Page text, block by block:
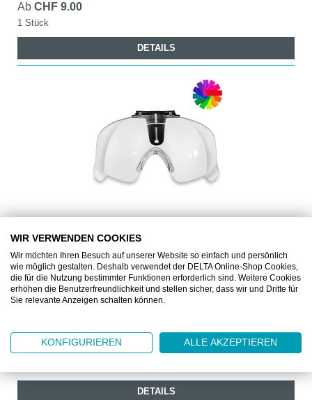
Ab CHF 9.00
1 Stück
DETAILS
ARTITOP® SCHUTZBRILLE
AbCHF 13.10
DETAILS
WIR VERWENDEN COOKIES
Wir möchten Ihren Besuch auf unserer Website so einfach und persönlich
wie möglich gestalten. Deshalb verwendet der DELTA Online-Shop Cookies,
die für die Nutzung bestimmter Funktionen erforderlich sind. Weitere Cookies
erhöhen die Benutzerfreundlichkeit und stellen sicher, dass wir und Dritte für
Sie relevante Anzeigen schalten können.
KONFIGURIEREN ALLE AKZEPTIEREN